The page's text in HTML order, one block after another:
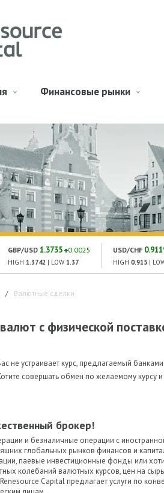
Финансовые рынки
GBP/USD 1.3735 0.0025
HIGH 1.3742 | LOW 1.37
USD/CHF
HIGH 0.915 |
/ Валютные сделки
с физической
не устраивает курс, предлагаемый
совершать обмен по желаемому курсу
брокер!
и безналичные операции с
глобальных рынков финансов и
паевые инвестиционные фонды или
колебаний валютных курсов, цен на
Capital предлагает услуги по